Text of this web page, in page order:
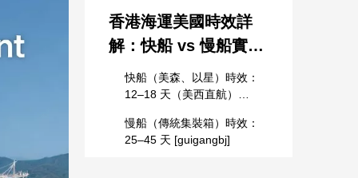
覽
香港海運美國時效詳
解：快船 vs 慢船實測
數據
快船（美森、以星）時效：
12–18 天（美西直航）
慢船（傳統集裝箱）時效：
25–45 天 [guigangbj]